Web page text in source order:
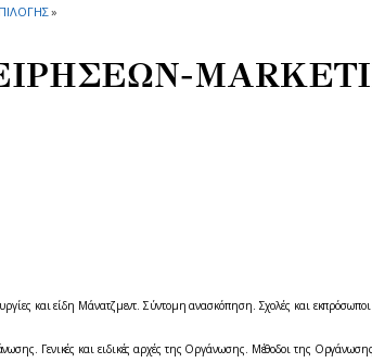
»
και είδη Μάνατζμεντ. Σύντομη ανασκόπηση. Σχολές και
Γενικές και ειδικές αρχές της Οργάνωσης. Μέθοδοι της